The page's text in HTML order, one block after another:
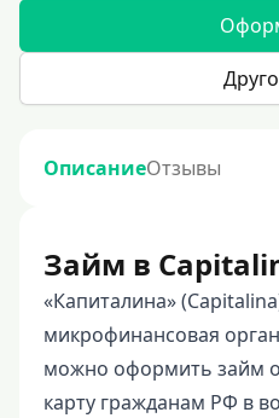
ОписаниеОтзывы
Займ в
«Капиталина»
микрофинансовая
можно оформить займ
карту гражданам РФ в